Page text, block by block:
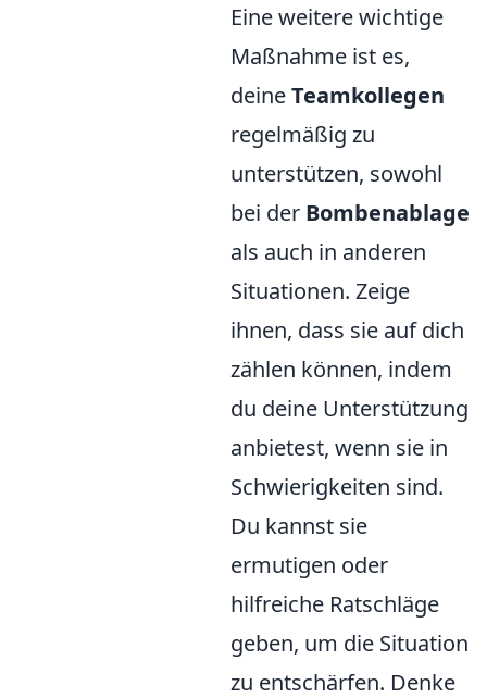
Eine weitere wichtige
Maßnahme ist es,
deineTeamkollegen
regelmäßig zu
unterstützen, sowohl
bei der Bombenablage
als auch in anderen
Situationen. Zeige
ihnen, dass sie auf dich
zählen können, indem
du deine Unterstützung
anbietest, wenn sie in
Schwierigkeiten sind.
Du kannst sie
ermutigen oder
hilfreiche Ratschläge
geben, um die Situation
zu entschärfen. Denke